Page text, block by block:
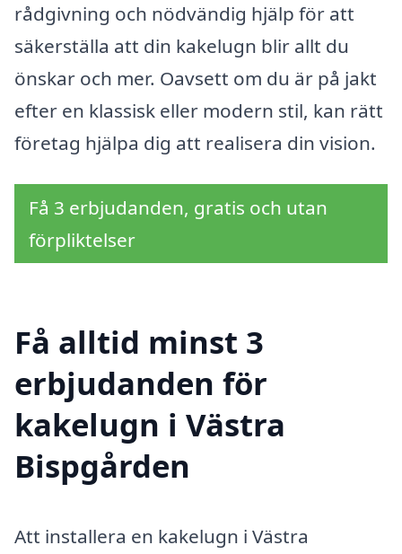
rådgivning och nödvändig hjälp för att
säkerställa att din kakelugn blir allt du
önskar och mer. Oavsett om du är på jakt
efter en klassisk eller modern stil, kan rätt
företag hjälpa dig att realisera din vision.
Få 3 erbjudanden, gratis och utan
förpliktelser
Få alltid minst 3
erbjudanden för
kakelugn i Västra
Bispgården
Att installera en kakelugn i Västra